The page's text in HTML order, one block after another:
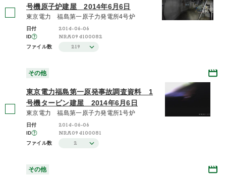
号機原子炉建屋 2014年6月6日
東京電力 福島第一原子力発電所4号炉
日付 2014-06-06
ID NRA094100082
ファイル数 219
その他
東京電力福島第一原発事故調査資料 1
号機タービン建屋 2014年6月6日
東京電力 福島第一原子力発電所1号炉
日付 2014-06-06
ID NRA094100081
ファイル数 2
その他